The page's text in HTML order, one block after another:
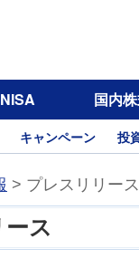
NISA 国内
キャンペーン 投
> プレスリリース
ス